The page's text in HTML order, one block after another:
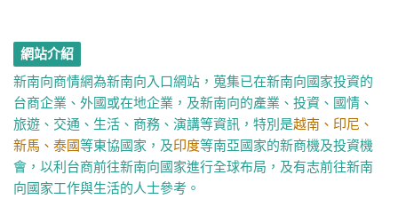
網站介紹
新南向商情網為新南向入口網站，蒐集已在新南向國家投資的
台商企業、外國或在地企業，及新南向的產業、投資、國情、
旅遊、交通、生活、商務、演講等資訊，特別是越南、印尼、
新馬、泰國等東協國家，及印度等南亞國家的新商機及投資機
會，以利台商前往新南向國家進行全球布局，及有志前往新南
向國家工作與生活的人士參考。